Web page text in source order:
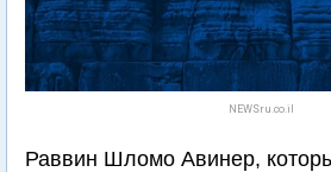
NEWSru.co.il
Раввин Шломо Авинер,